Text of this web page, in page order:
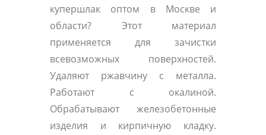
купершлак оптом в Москве и
области? Этот материал
применяется для зачистки
всевозможных поверхностей.
Удаляют ржавчину с металла.
Работают с окалиной.
Обрабатывают железобетонные
изделия и кирпичную кладку.